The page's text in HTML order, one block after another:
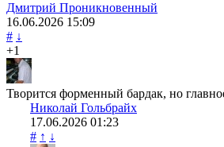
Дмитрий Проникновенный
16.06.2026 15:09
# ↓
+1
Творится форменный бардак, но
Николай Гольбрайх
17.06.2026 01:23
# ↑ ↓